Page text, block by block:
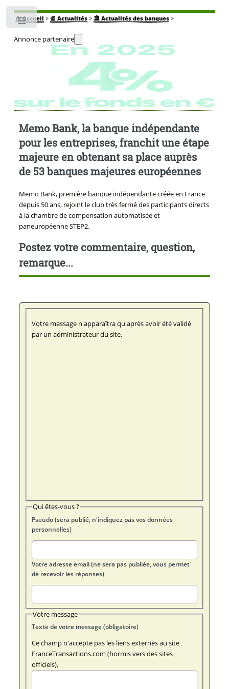
🏠Accueil > 📰 Actualités> 🏛️ Actualités des banques>
Annonce partenaire
Memo Bank, la banque indépendante
pour les entreprises, franchit une étape
majeure en obtenant sa place auprès
de 53 banques majeures européennes
Memo Bank, première banque indépendante créée en France
depuis 50 ans, rejoint le club très fermé des participants directs
à la chambre de compensation automatisée et
paneuropéenne STEP2.
Postez votre commentaire, question,
remarque...
Votre message n'apparaîtra qu'après avoir été validé
par un administrateur du site.
Qui êtes-vous ?
Pseudo (sera publié, n'indiquez pas vos données
personnelles)
Votre adresse email (ne sera pas publiée, vous permet
de recevoir les réponses)
Votre message
Texte de votre message (obligatoire)
Ce champ n'accepte pas les liens externes au site
FranceTransactions.com (hormis vers des sites
officiels).
Toggle